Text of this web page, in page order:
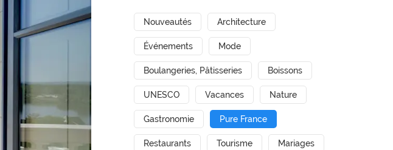
Nouveautés Architecture
Événements Mode
Boulangeries, Pâtisseries Boissons
UNESCO Vacances Nature
Gastronomie Pure France
Restaurants Tourisme Mariages